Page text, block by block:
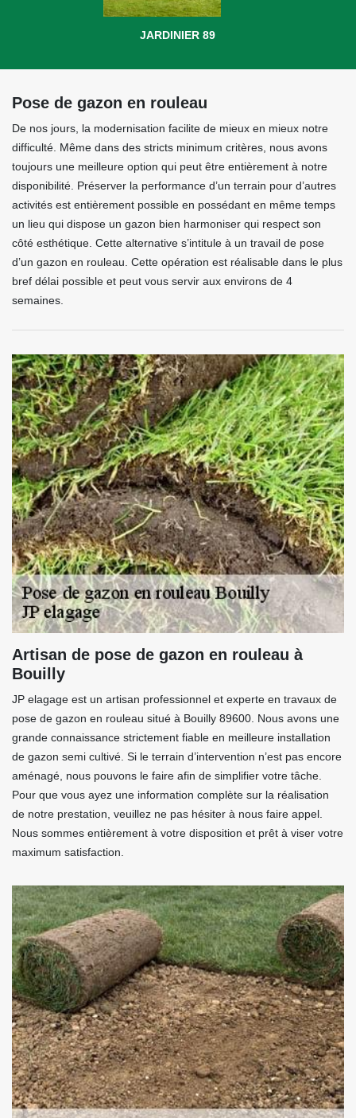
JARDINIER 89
Pose de gazon en rouleau
De nos jours, la modernisation facilite de mieux en mieux notre
difficulté. Même dans des stricts minimum critères, nous avons
toujours une meilleure option qui peut être entièrement à notre
disponibilité. Préserver la performance d’un terrain pour d’autres
activités est entièrement possible en possédant en même temps
un lieu qui dispose un gazon bien harmoniser qui respect son
côté esthétique. Cette alternative s’intitule à un travail de pose
d’un gazon en rouleau. Cette opération est réalisable dans le plus
bref délai possible et peut vous servir aux environs de 4
semaines.
Artisan de pose de gazon en rouleau à
Bouilly
JP elagage est un artisan professionnel et experte en travaux de
pose de gazon en rouleau situé à Bouilly 89600. Nous avons une
grande connaissance strictement fiable en meilleure installation
de gazon semi cultivé. Si le terrain d’intervention n’est pas encore
aménagé, nous pouvons le faire afin de simplifier votre tâche.
Pour que vous ayez une information complète sur la réalisation
de notre prestation, veuillez ne pas hésiter à nous faire appel.
Nous sommes entièrement à votre disposition et prêt à viser votre
maximum satisfaction.